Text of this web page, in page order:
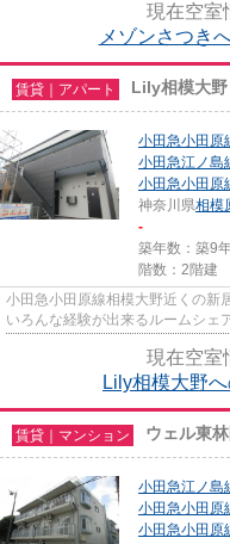
現在空室
メゾンさつき
賃貸｜アパート Lily相模大野
小田急小田原
小田急江ノ島
小田急小田原
神奈川県相模
-
築年数：築9
階数：2階建
小田急小田原線相模大野近くの新
いろんな経験が出来るルームシェ
現在空室
Lily相模大野
賃貸｜マンション ウェル東
小田急江ノ島
小田急小田原
小田急小田原